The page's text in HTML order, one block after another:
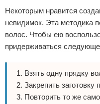
Некоторым нравится
невидимок. Эта методика
волос. Чтобы ею
придерживаться
Взять одну прядку
Закрепить
Повторить то же